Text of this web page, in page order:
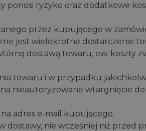
ponosi ryzyko oraz dodatkowe
przez kupującego w
jest wielokrotne dostarczenie
dostawą towaru, ew. koszty
towaru i w przypadku
nieautoryzowane wtargnięcie do
adres e-mail kupującego.
dostawy, nie wcześniej niż przed